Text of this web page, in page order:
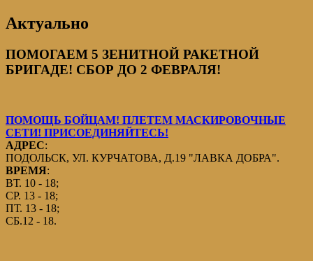
Актуально
ПОМОГАЕМ 5 ЗЕНИТНОЙ РАКЕТНОЙ
БРИГАДЕ! СБОР ДО 2 ФЕВРАЛЯ!
ПОМОЩЬ БОЙЦАМ! ПЛЕТЕМ МАСКИРОВОЧНЫЕ
СЕТИ! ПРИСОЕДИНЯЙТЕСЬ!
АДРЕС:
ПОДОЛЬСК, УЛ. КУРЧАТОВА, Д.19 "ЛАВКА ДОБРА".
ВРЕМЯ:
ВТ. 10 - 18;
СР. 13 - 18;
ПТ. 13 - 18;
СБ.12 - 18.